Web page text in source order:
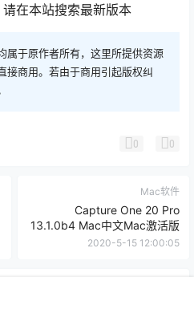
在本站搜索最新版本
属于原作者所有，这里所提供资源
接商用。若由于商用引起版权纠
0 0
Mac软件
Capture One 20 Pro
13.1.0b4 Mac中文Mac激活版
2020-5-15 12:00:05